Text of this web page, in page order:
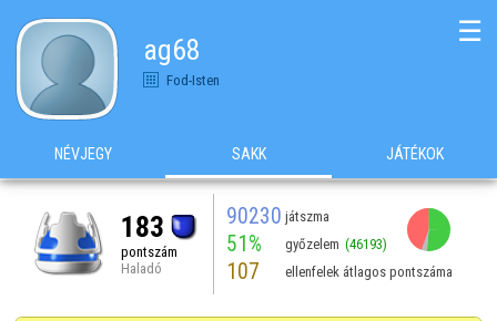
ag68
Fod-Isten
☰
NÉVJEGY SAKK JÁTÉKOK
183
pontszám
Haladó
90230 játszma
51% győzelem (46193)
107 ellenfelek átlagos pontszáma